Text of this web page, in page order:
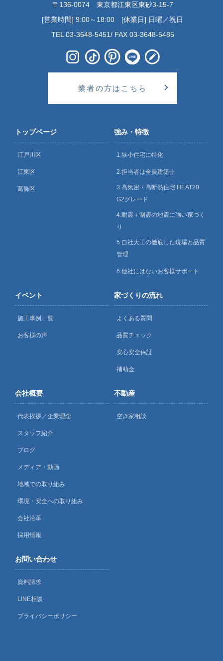
〒136-0074 東京都江東区東砂3-15-7
[営業時間] 9:00～18:00 [休業日] 日曜／祝日
TEL 03-3648-5451/ FAX 03-3648-5485
業者の方はこちら
トップページ
江戸川区
江東区
葛飾区
強み・特徴
1.狭小住宅に特化
2.担当者は全員建築士
3.高気密・高断熱住宅 HEAT20
G2グレード
4.耐震＋制震の地震に強い家づく
り
5.自社大工の徹底した現場と品質
管理
6.他社にはないお客様サポート
イベント
施工事例一覧
お客様の声
家づくりの流れ
よくある質問
品質チェック
安心安全保証
補助金
会社概要
代表挨拶／企業理念
スタッフ紹介
ブログ
メディア・動画
地域での取り組み
環境・安全への取り組み
会社沿革
採用情報
不動産
空き家相談
お問い合わせ
資料請求
LINE相談
プライバシーポリシー